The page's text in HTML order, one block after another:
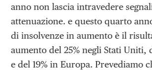
anno non lascia intravedere
attenuazione. e questo quarto
di insolvenze in aumento è il
aumento del 25% negli Stati Uniti,
e del 19% in Europa. Prevediamo